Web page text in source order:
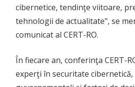
cibernetice, tendinţe viitoare,
tehnologii de actualitate", se
comunicat al CERT-RO.
În fiecare an, conferinţa CERT-
experţi în securitate cibernetică,